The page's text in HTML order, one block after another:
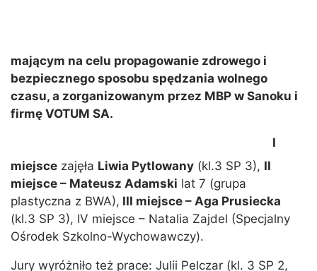
mającym na celu propagowanie zdrowego i
bezpiecznego sposobu spędzania wolnego
czasu, a zorganizowanym przez MBP w Sanoku i
firmę VOTUM SA.
I
miejsce zajęła Liwia Pytlowany (kl.3 SP 3), II
miejsce – Mateusz Adamski lat 7 (grupa
plastyczna z BWA), III miejsce – Aga Prusiecka
(kl.3 SP 3), IV miejsce – Natalia Zajdel (Specjalny
Ośrodek Szkolno-Wychowawczy).
Jury wyróżniło też prace: Julii Pelczar (kl. 3 SP 2,